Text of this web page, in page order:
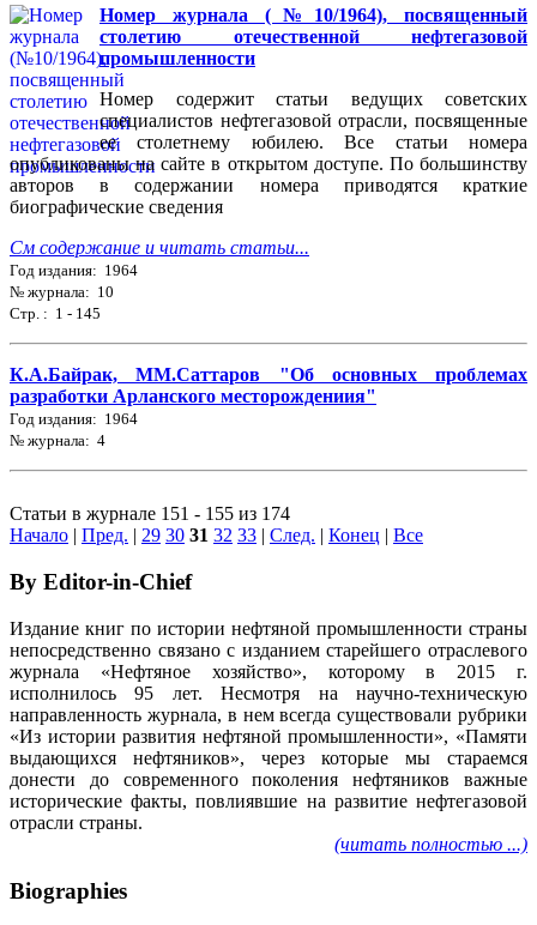
Номер журнала (№10/1964), посвященный
столетию отечественной нефтегазовой
промышленности
Номер содержит статьи ведущих советских
специалистов нефтегазовой отрасли, посвященные
ее столетнему юбилею. Все статьи номера
опубликованы на сайте в открытом доступе. По большинству
авторов в содержании номера приводятся краткие
биографические сведения
См содержание и читать статьи...
Год издания: 1964
№ журнала: 10
Стр. : 1 - 145
К.А.Байрак, ММ.Саттаров "Об основных проблемах
разработки Арланского месторождениия"
Год издания: 1964
№ журнала: 4
Статьи в журнале 151 - 155 из 174
Начало | Пред. | 29 30 31 32 33 | След. | Конец | Все
By Editor-in-Chief
Издание книг по истории нефтяной промышленности страны
непосредственно связано с изданием старейшего отраслевого
журнала «Нефтяное хозяйство», которому в 2015 г.
исполнилось 95 лет. Несмотря на научно-техническую
направленность журнала, в нем всегда существовали рубрики
«Из истории развития нефтяной промышленности», «Памяти
выдающихся нефтяников», через которые мы стараемся
донести до современного поколения нефтяников важные
исторические факты, повлиявшие на развитие нефтегазовой
отрасли страны.
(читать полностью ...)
Biographies